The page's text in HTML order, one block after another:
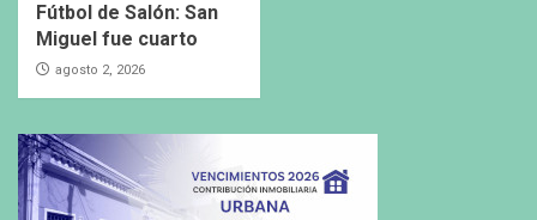
Fútbol de Salón: San
Miguel fue cuarto
agosto 2, 2026